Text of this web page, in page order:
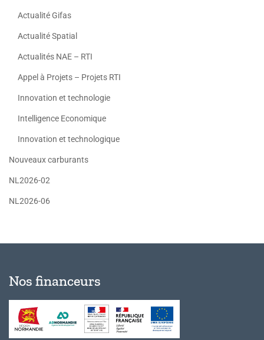
Actualité Gifas
Actualité Spatial
Actualités NAE – RTI
Appel à Projets – Projets RTI
Innovation et technologie
Intelligence Economique
Innovation et technologique
Nouveaux carburants
NL2026-02
NL2026-06
Nos financeurs